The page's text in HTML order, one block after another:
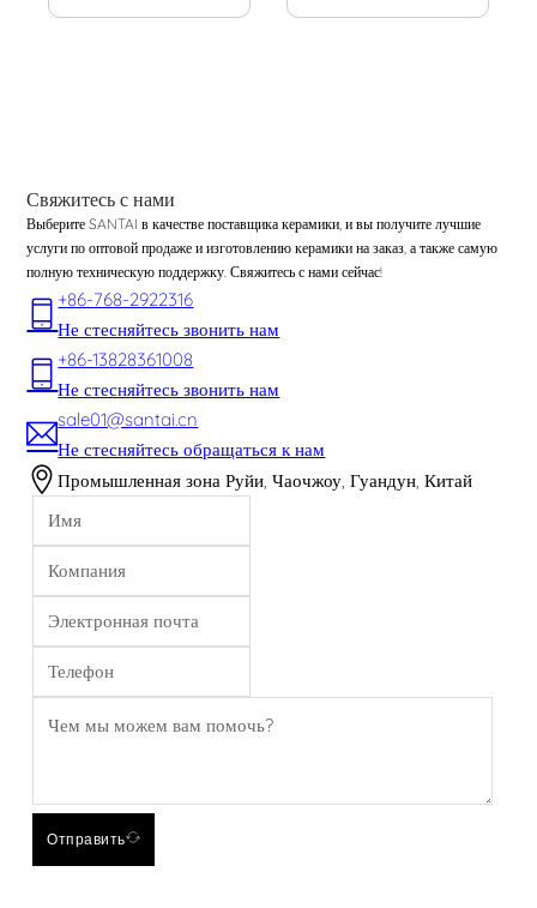
Свяжитесь с нами
Выберите SANTAI в качестве поставщика керамики, и вы получите лучшие
услуги по оптовой продаже и изготовлению керамики на заказ, а также самую
полную техническую поддержку. Свяжитесь с нами сейчас!
+86-768-2922316
Не стесняйтесь звонить нам
+86-13828361008
Не стесняйтесь звонить нам
sale01@santai.cn
Не стесняйтесь обращаться к нам
Промышленная зона Руйи, Чаочжоу, Гуандун, Китай
Отправить